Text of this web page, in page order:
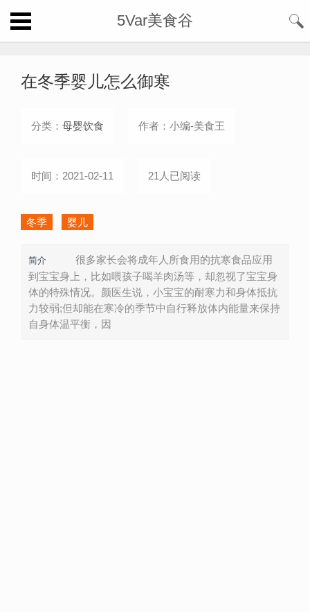
5Var美食谷
在冬季婴儿怎么御寒
分类： 母婴饮食 作者：小编-美食王
时间：2021-02-11 21人已阅读
冬季 婴儿
简介
很多家长会将成年人所食用的抗寒食品应用
到宝宝身上，比如喂孩子喝羊肉汤等，却忽视了宝宝身
体的特殊情况。颜医生说，小宝宝的耐寒力和身体抵抗
力较弱;但却能在寒冷的季节中自行释放体内能量来保持
自身体温平衡，因